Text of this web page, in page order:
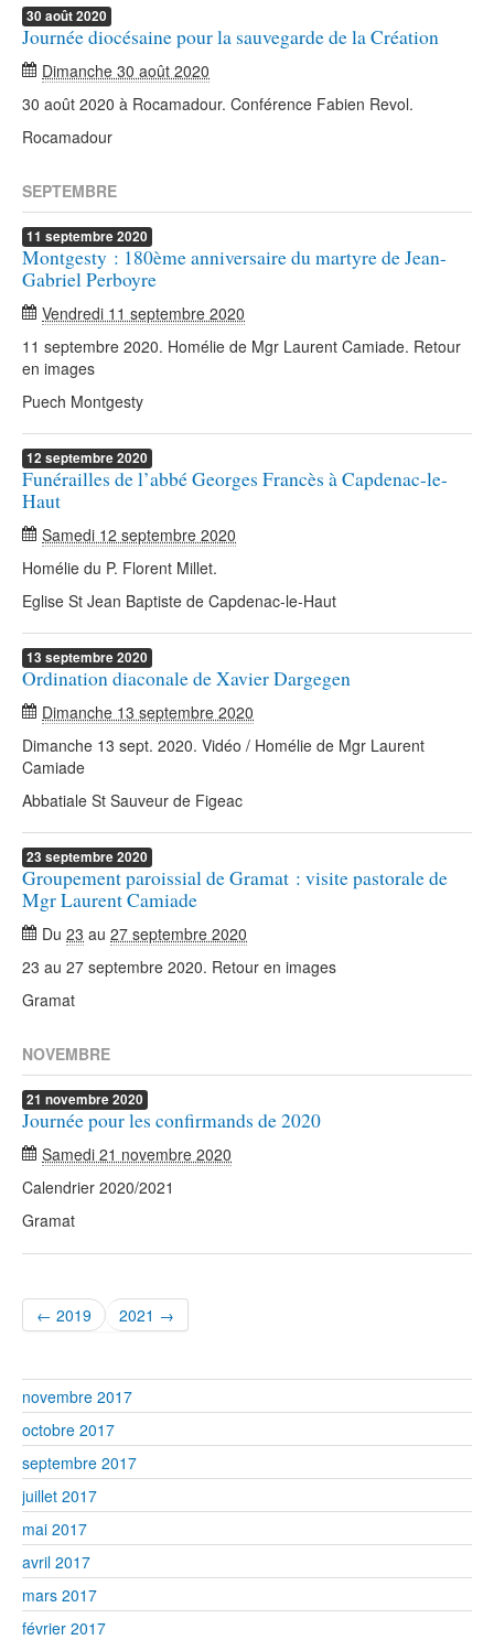
30 août2020
Journée diocésaine pour la sauvegarde de la Création
Dimanche 30 août 2020
30 août 2020 à Rocamadour. Conférence Fabien Revol.
Rocamadour
SEPTEMBRE
11 septembre2020
Montgesty : 180ème anniversaire du martyre de Jean-
Gabriel Perboyre
Vendredi 11 septembre 2020
11 septembre 2020. Homélie de Mgr Laurent Camiade. Retour
en images
Puech Montgesty
12 septembre2020
Funérailles de l’abbé Georges Francès à Capdenac-le-
Haut
Samedi 12 septembre 2020
Homélie du P. Florent Millet.
Eglise St Jean Baptiste de Capdenac-le-Haut
13 septembre2020
Ordination diaconale de Xavier Dargegen
Dimanche 13 septembre 2020
Dimanche 13 sept. 2020. Vidéo / Homélie de Mgr Laurent
Camiade
Abbatiale St Sauveur de Figeac
23 septembre2020
Groupement paroissial de Gramat : visite pastorale de
Mgr Laurent Camiade
Du 23 au 27 septembre 2020
23 au 27 septembre 2020. Retour en images
Gramat
NOVEMBRE
21 novembre2020
Journée pour les confirmands de 2020
Samedi 21 novembre 2020
Calendrier 2020/2021
Gramat
← 2019 2021 →
novembre 2017
octobre 2017
septembre 2017
juillet 2017
mai 2017
avril 2017
mars 2017
février 2017